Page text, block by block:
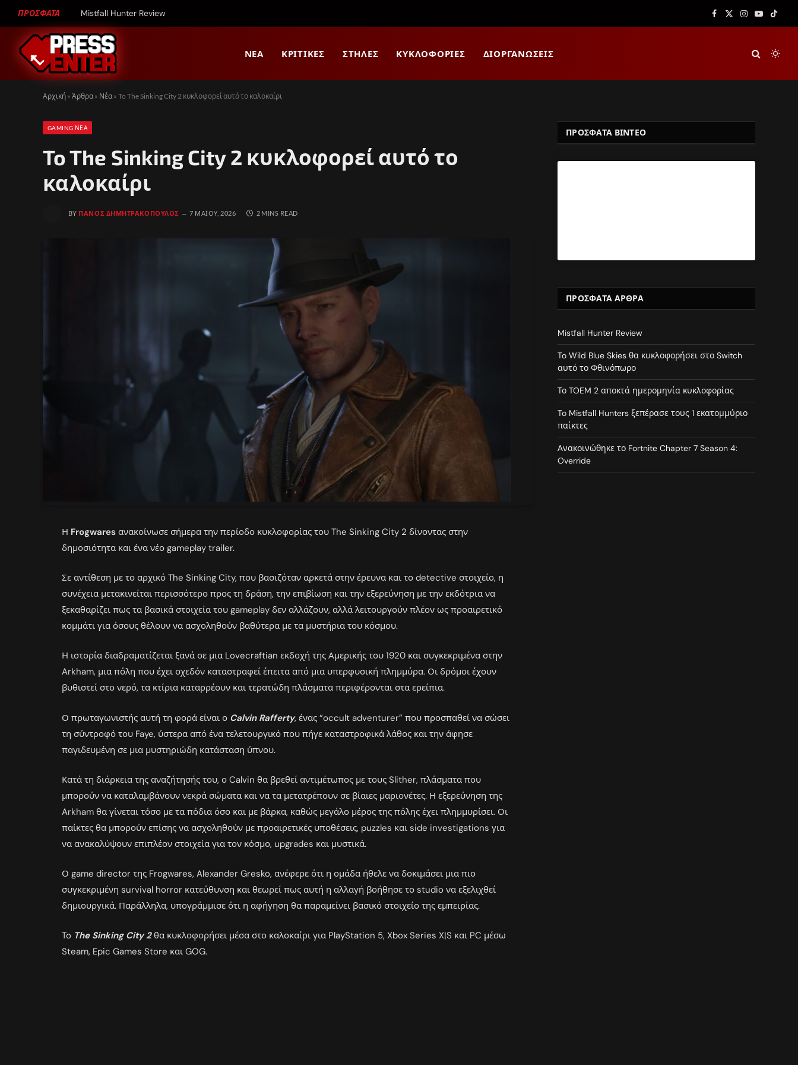
ΠΡΟΣΦΑΤΑ Mistfall Hunter Review Facebook
X
Instagram
YouTube
TikTok
ΝΈΑ ΚΡΙΤΙΚΈΣ ΣΤΉΛΕΣ ΚΥΚΛΟΦΟΡΊΕΣ ΔΙΟΡΓΑΝΏΣΕΙΣ
Αρχική » Άρθρα » Νέα » To The Sinking City 2 κυκλοφορεί αυτό το καλοκαίρι
GAMING ΝΈΑ
To The Sinking City 2 κυκλοφορεί αυτό το
καλοκαίρι
BY ΠΆΝΟΣ ΔΗΜΗΤΡΑΚΌΠΟΥΛΟΣ 7 ΜΑΪ́ΟΥ, 2026 2 MINS READ
Η Frogwares ανακοίνωσε σήμερα την περίοδο κυκλοφορίας του The Sinking City 2 δίνοντας στην
δημοσιότητα και ένα νέο gameplay trailer.
Σε αντίθεση με το αρχικό The Sinking City, που βασιζόταν αρκετά στην έρευνα και το detective στοιχείο, η
συνέχεια μετακινείται περισσότερο προς τη δράση, την επιβίωση και την εξερεύνηση με την εκδότρια να
ξεκαθαρίζει πως τα βασικά στοιχεία του gameplay δεν αλλάζουν, αλλά λειτουργούν πλέον ως προαιρετικό
κομμάτι για όσους θέλουν να ασχοληθούν βαθύτερα με τα μυστήρια του κόσμου.
Η ιστορία διαδραματίζεται ξανά σε μια Lovecraftian εκδοχή της Αμερικής του 1920 και συγκεκριμένα στην
Arkham, μια πόλη που έχει σχεδόν καταστραφεί έπειτα από μια υπερφυσική πλημμύρα. Οι δρόμοι έχουν
βυθιστεί στο νερό, τα κτίρια καταρρέουν και τερατώδη πλάσματα περιφέρονται στα ερείπια.
Ο πρωταγωνιστής αυτή τη φορά είναι ο Calvin Rafferty, ένας “occult adventurer” που προσπαθεί να σώσει
τη σύντροφό του Faye, ύστερα από ένα τελετουργικό που πήγε καταστροφικά λάθος και την άφησε
παγιδευμένη σε μια μυστηριώδη κατάσταση ύπνου.
Κατά τη διάρκεια της αναζήτησής του, ο Calvin θα βρεθεί αντιμέτωπος με τους Slither, πλάσματα που
μπορούν να καταλαμβάνουν νεκρά σώματα και να τα μετατρέπουν σε βίαιες μαριονέτες. Η εξερεύνηση της
Arkham θα γίνεται τόσο με τα πόδια όσο και με βάρκα, καθώς μεγάλο μέρος της πόλης έχει πλημμυρίσει. Οι
παίκτες θα μπορούν επίσης να ασχοληθούν με προαιρετικές υποθέσεις, puzzles και side investigations για
να ανακαλύψουν επιπλέον στοιχεία για τον κόσμο, upgrades και μυστικά.
Ο game director της Frogwares, Alexander Gresko, ανέφερε ότι η ομάδα ήθελε να δοκιμάσει μια πιο
συγκεκριμένη survival horror κατεύθυνση και θεωρεί πως αυτή η αλλαγή βοήθησε το studio να εξελιχθεί
δημιουργικά. Παράλληλα, υπογράμμισε ότι η αφήγηση θα παραμείνει βασικό στοιχείο της εμπειρίας.
To The Sinking City 2θα κυκλοφορήσει μέσα στο καλοκαίρι για PlayStation 5, Xbox Series X|S και PC μέσω
Steam, Epic Games Store και GOG.
ΠΡΟΣΦΑΤΑ ΒΙΝΤΕΟ
ΠΡΌΣΦΑΤΑ ΆΡΘΡΑ
Mistfall Hunter Review
To Wild Blue Skies θα κυκλοφορήσει στο Switch
αυτό το Φθινόπωρο
Το TOEM 2 αποκτά ημερομηνία κυκλοφορίας
To Mistfall Hunters ξεπέρασε τους 1 εκατομμύριο
παίκτες
Ανακοινώθηκε το Fortnite Chapter 7 Season 4:
Override